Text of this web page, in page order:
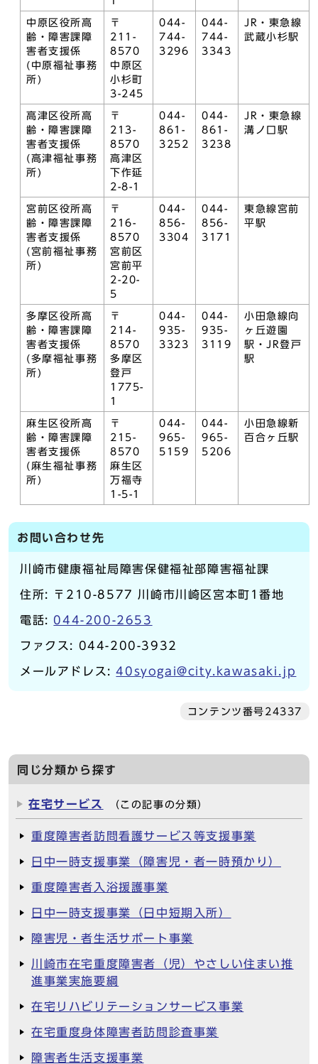
中原区役所高
齢・障害課障
害者支援係
(中原福祉事務
所)
〒
211-
8570
中原区
小杉町
3-245
044-
744-
3296
044-
744-
3343
JR・東急線
武蔵小杉駅
高津区役所高
齢・障害課障
害者支援係
(高津福祉事務
所)
〒
213-
8570
高津区
下作延
2-8-1
044-
861-
3252
044-
861-
3238
JR・東急線
溝ノ口駅
宮前区役所高
齢・障害課障
害者支援係
(宮前福祉事務
所)
〒
216-
8570
宮前区
宮前平
2-20-
5
044-
856-
3304
044-
856-
3171
東急線宮前
平駅
多摩区役所高
齢・障害課障
害者支援係
(多摩福祉事務
所)
〒
214-
8570
多摩区
登戸
1775-
1
044-
935-
3323
044-
935-
3119
小田急線向
ヶ丘遊園
駅・JR登戸
駅
麻生区役所高
齢・障害課障
害者支援係
(麻生福祉事務
所)
〒
215-
8570
麻生区
万福寺
1-5-1
044-
965-
5159
044-
965-
5206
小田急線新
百合ヶ丘駅
お問い合わせ先
川崎市健康福祉局障害保健福祉部障害福祉課
住所: 〒210-8577 川崎市川崎区宮本町1番地
電話: 044-200-2653
ファクス: 044-200-3932
メールアドレス:40syogai@city.kawasaki.jp
コンテンツ番号24337
同じ分類から探す
在宅サービス （この記事の分類）
重度障害者訪問看護サービス等支援事業
日中一時支援事業（障害児・者一時預かり）
重度障害者入浴援護事業
日中一時支援事業（日中短期入所）
障害児・者生活サポート事業
川崎市在宅重度障害者（児）やさしい住まい推
進事業実施要綱
在宅リハビリテーションサービス事業
在宅重度身体障害者訪問診査事業
障害者生活支援事業